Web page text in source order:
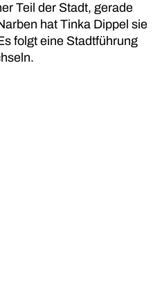
Teil der Stadt, gerade
hat Tinka Dippel sie
folgt eine Stadtführung